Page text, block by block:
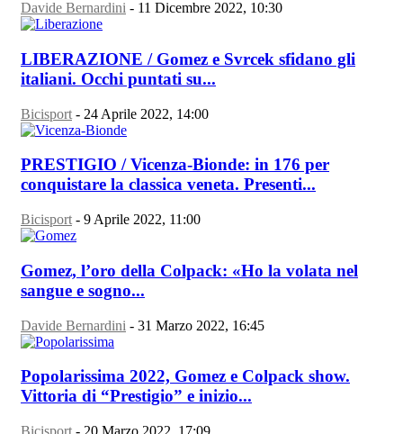
Davide Bernardini - 11 Dicembre 2022, 10:30
LIBERAZIONE / Gomez e Svrcek sfidano gli
italiani. Occhi puntati su...
Bicisport - 24 Aprile 2022, 14:00
PRESTIGIO / Vicenza-Bionde: in 176 per
conquistare la classica veneta. Presenti...
Bicisport - 9 Aprile 2022, 11:00
Gomez, l’oro della Colpack: «Ho la volata nel
sangue e sogno...
Davide Bernardini - 31 Marzo 2022, 16:45
Popolarissima 2022, Gomez e Colpack show.
Vittoria di “Prestigio” e inizio...
Bicisport - 20 Marzo 2022, 17:09